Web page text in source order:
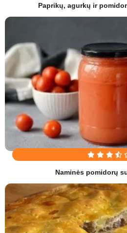
Paprikų, agurkų ir
Naminės pomidorų